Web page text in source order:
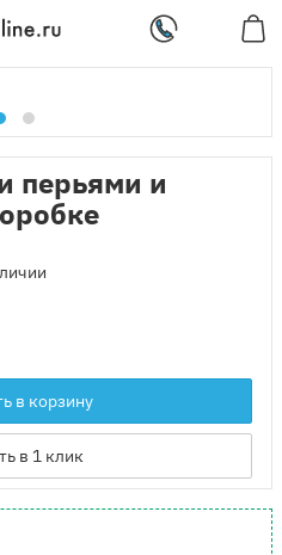
перьями и
в корзину
в 1 клик